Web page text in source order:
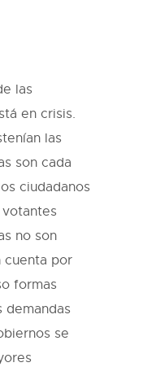
las
en crisis.
las
son cada
ciudadanos
no son
cuenta por
formas
demandas
se